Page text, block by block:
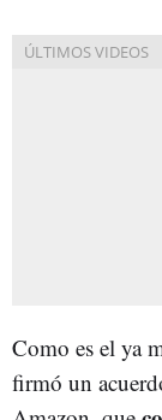
Como es el ya
firmó un